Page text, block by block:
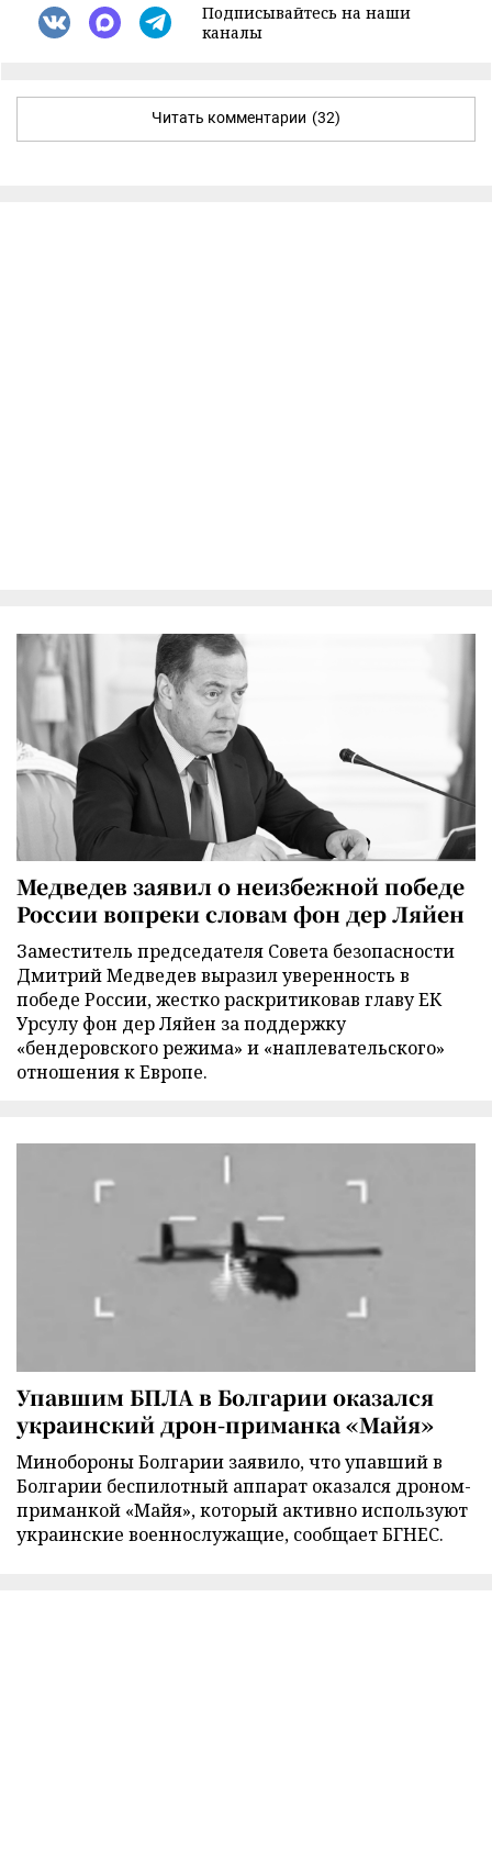
Подписывайтесь на наши
каналы
Читать комментарии (32)
Медведев заявил о неизбежной победе
России вопреки словам фон дер Ляйен
Заместитель председателя Совета безопасности
Дмитрий Медведев выразил уверенность в
победе России, жестко раскритиковав главу ЕК
Урсулу фон дер Ляйен за поддержку
«бендеровского режима» и «наплевательского»
отношения к Европе.
Упавшим БПЛА в Болгарии оказался
украинский дрон-приманка «Майя»
Минобороны Болгарии заявило, что упавший в
Болгарии беспилотный аппарат оказался дроном-
приманкой «Майя», который активно используют
украинские военнослужащие, сообщает БГНЕС.